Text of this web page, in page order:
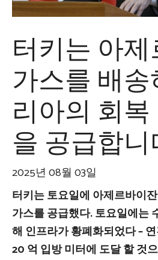
터키는 아
가스를 배
리아의 회
을 공급합
2025년 08월 03일
터키는 토요일에 아제르바이
가스를 공급했다. 토요일에는
해 인프라가 황폐화되었다 –
20 억 입방 미터에 도달 할 것